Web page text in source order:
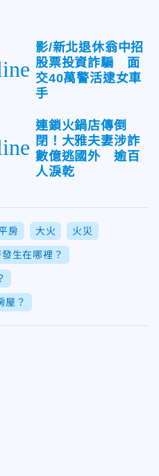
影/新北退休翁中招
股票投資詐騙 面
交40萬警活逮女車
手
連鎖火鍋店傳倒
閉！大雅夫妻涉詐
數億逃國外 逾百
人淚乾
房 大火 火災
生在哪裡？
屋？